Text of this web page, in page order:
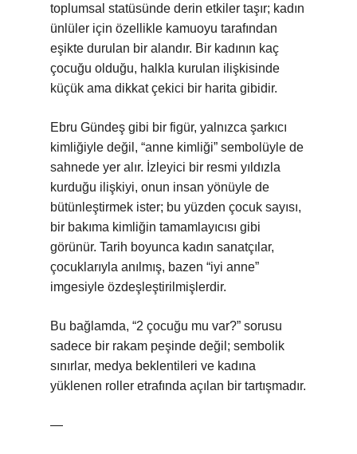
toplumsal statüsünde derin etkiler taşır; kadın
ünlüler için özellikle kamuoyu tarafından
eşikte durulan bir alandır. Bir kadının kaç
çocuğu olduğu, halkla kurulan ilişkisinde
küçük ama dikkat çekici bir harita gibidir.
Ebru Gündeş gibi bir figür, yalnızca şarkıcı
kimliğiyle değil, “anne kimliği” sembolüyle de
sahnede yer alır. İzleyici bir resmi yıldızla
kurduğu ilişkiyi, onun insan yönüyle de
bütünleştirmek ister; bu yüzden çocuk sayısı,
bir bakıma kimliğin tamamlayıcısı gibi
görünür. Tarih boyunca kadın sanatçılar,
çocuklarıyla anılmış, bazen “iyi anne”
imgesiyle özdeşleştirilmişlerdir.
Bu bağlamda, “2 çocuğu mu var?” sorusu
sadece bir rakam peşinde değil; sembolik
sınırlar, medya beklentileri ve kadına
yüklenen roller etrafında açılan bir tartışmadır.
—